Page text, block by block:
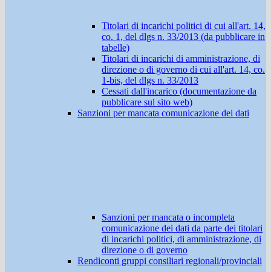
Titolari di incarichi politici di cui all'art. 14,
co. 1, del dlgs n. 33/2013 (da pubblicare in
tabelle)
Titolari di incarichi di amministrazione, di
direzione o di governo di cui all'art. 14, co.
1-bis, del dlgs n. 33/2013
Cessati dall'incarico (documentazione da
pubblicare sul sito web)
Sanzioni per mancata comunicazione dei dati
Sanzioni per mancata o incompleta
comunicazione dei dati da parte dei titolari
di incarichi politici, di amministrazione, di
direzione o di governo
Rendiconti gruppi consiliari regionali/provinciali